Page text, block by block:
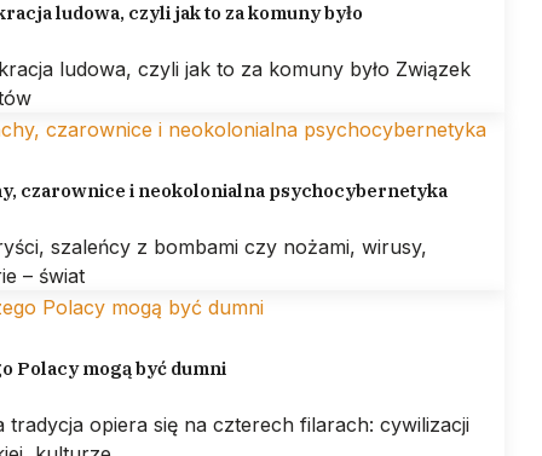
ludowa, czyli jak to za komuny było
ludowa, czyli jak to za komuny było Związek
czarownice i neokolonialna psychocybernetyka
szaleńcy z bombami czy nożami, wirusy,
– świat
Polacy mogą być dumni
tradycja opiera się na czterech filarach: cywilizacji